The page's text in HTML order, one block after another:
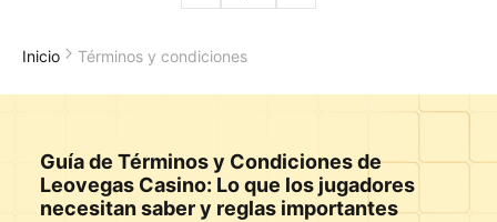
Inicio Términos y condiciones
Guía de Términos y Condiciones de
Leovegas Casino: Lo que los jugadores
necesitan saber y reglas importantes